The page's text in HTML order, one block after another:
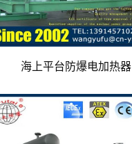
海上平台防爆电加热器